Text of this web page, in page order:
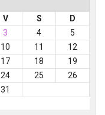
V S
D
3 4
5
10 11
12
17 18
19
24 25
26
31